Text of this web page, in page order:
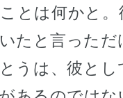
とは何かと。
たと言っただ
うは、彼とし